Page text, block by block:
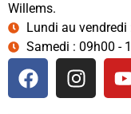
Willems.
Lundi au
Samedi : 09h00 -